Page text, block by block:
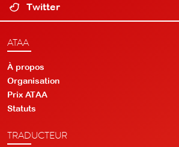
Twitter
ATAA
À propos
Organisation
Prix ATAA
Statuts
TRADUCTEUR